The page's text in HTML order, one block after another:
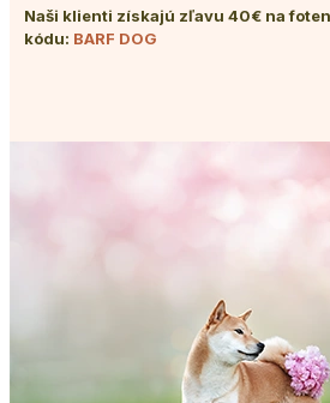
Naši klienti získajú zľavu 40€ na
kódu: BARF DOG